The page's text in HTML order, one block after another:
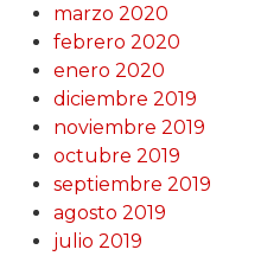
marzo 2020
febrero 2020
enero 2020
diciembre 2019
noviembre 2019
octubre 2019
septiembre 2019
agosto 2019
julio 2019